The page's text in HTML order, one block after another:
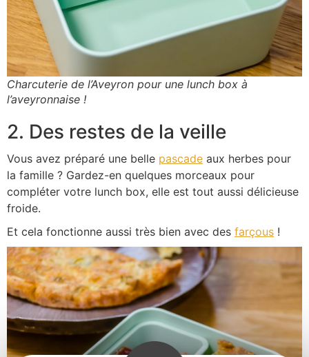
Charcuterie de l’Aveyron pour une lunch box à
l’aveyronnaise !
2. Des restes de la veille
Vous avez préparé une belle pascade aux herbes pour
la famille ? Gardez-en quelques morceaux pour
compléter votre lunch box, elle est tout aussi délicieuse
froide.
Et cela fonctionne aussi très bien avec des farçous !